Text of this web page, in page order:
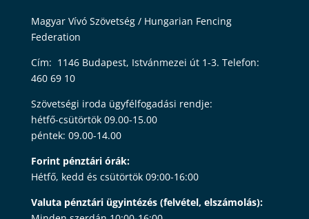
Magyar Vívó Szövetség / Hungarian Fencing
Federation
Cím: 1146 Budapest, Istvánmezei út 1-3. Telefon:
460 69 10
Szövetségi iroda ügyfélfogadási rendje:
hétfő-csütörtök 09.00-15.00
péntek: 09.00-14.00
Forint pénztári órák:
Hétfő, kedd és csütörtök 09:00-16:00
Valuta pénztári ügyintézés (felvétel, elszámolás):